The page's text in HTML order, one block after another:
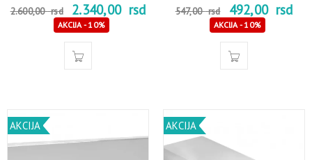
2.600,00rsd 2.340,00 rsd
AKCIJA - 10%
547,00rsd 492,00 rsd
AKCIJA - 10%
AKCIJA AKCIJA